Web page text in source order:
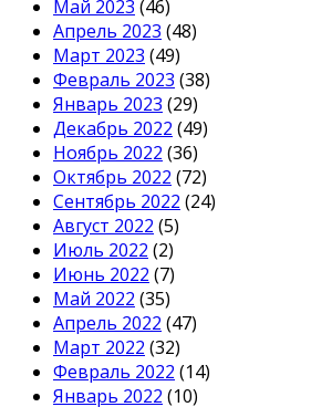
Май 2023 (46)
Апрель 2023 (48)
Март 2023 (49)
Февраль 2023 (38)
Январь 2023 (29)
Декабрь 2022 (49)
Ноябрь 2022 (36)
Октябрь 2022 (72)
Сентябрь 2022 (24)
Август 2022 (5)
Июль 2022 (2)
Июнь 2022 (7)
Май 2022 (35)
Апрель 2022 (47)
Март 2022 (32)
Февраль 2022 (14)
Январь 2022 (10)